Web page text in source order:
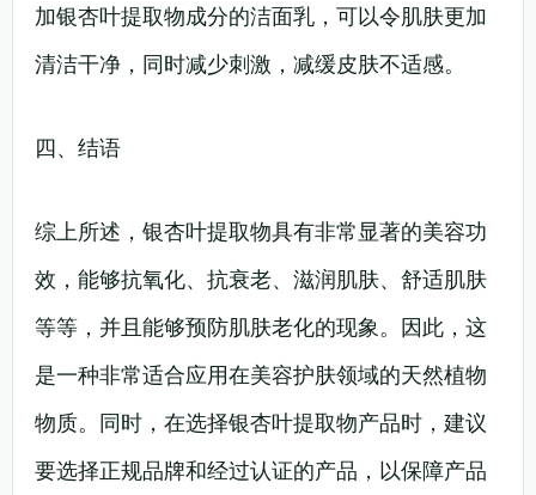
加银杏叶提取物成分的洁面乳，可以令肌肤更加
清洁干净，同时减少刺激，减缓皮肤不适感。
四、结语
综上所述，银杏叶提取物具有非常显著的美容功
效，能够抗氧化、抗衰老、滋润肌肤、舒适肌肤
等等，并且能够预防肌肤老化的现象。因此，这
是一种非常适合应用在美容护肤领域的天然植物
物质。同时，在选择银杏叶提取物产品时，建议
要选择正规品牌和经过认证的产品，以保障产品